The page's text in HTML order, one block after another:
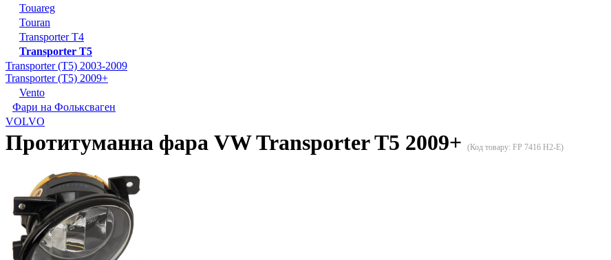
Touareg
Touran
Transporter T4
Transporter T5
Transporter (T5) 2003-2009
Transporter (T5) 2009+
Vento
Фари на Фольксваген
VOLVO
Протитуманна фара VW Transporter T5 2009+ (Код товару: FP 7416 H2-E)